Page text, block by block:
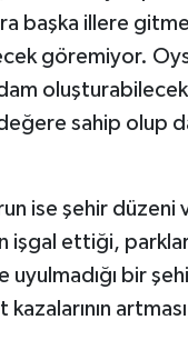
başka illere
göremiyor.
oluşturabilecek
sahip olup
ise şehir düzeni
işgal ettiği,
uyulmadığı bir